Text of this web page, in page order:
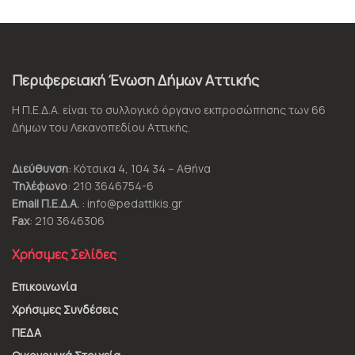
Περιφερειακή Ένωση Δήμων Αττικής
Η Π.Ε.Δ.Α. είναι το συλλογικό όργανο εκπροσώπησης των 66
Δήμων του Λεκανοπεδίου Αττικής.
Διεύθυνση: Κότσικα 4, 104 34 – Αθήνα
Τηλέφωνο: 210 3646754-6
Email Π.Ε.Δ.Α. : info@pedattikis.gr
Fax: 210 3646306
Χρήσιμες Σελίδες
Επικοινωνία
Χρήσιμες Συνδέσεις
ΠΕΔΑ